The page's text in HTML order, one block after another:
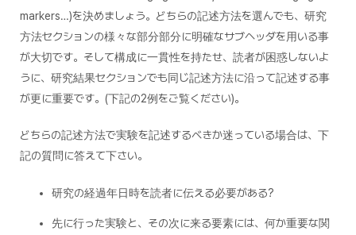
markers…)を決めましょう。どちらの記述方法を選んでも、研究
方法セクションの様々な部分部分に明確なサブヘッダを用いる事
が大切です。そして構成に一貫性を持たせ、読者が困惑しないよ
うに、研究結果セクションでも同じ記述方法に沿って記述する事
が更に重要です。(下記の2例をご覧ください)。
どちらの記述方法で実験を記述するべきか迷っている場合は、下
記の質問に答えて下さい。
研究の経過年日時を読者に伝える必要がある?
先に行った実験と、その次に来る要素には、何か重要な関